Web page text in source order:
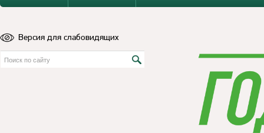
Версия для слабовидящих